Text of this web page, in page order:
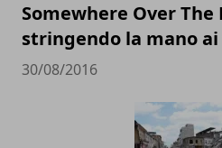
Somewhere Over The
stringendo la mano
30/08/2016